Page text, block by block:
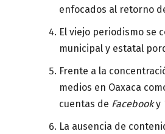
enfocados al retorno
El viejo periodismo se
municipal y estatal
Frente a la
medios en Oaxaca
cuentas de Facebooky
La ausencia de